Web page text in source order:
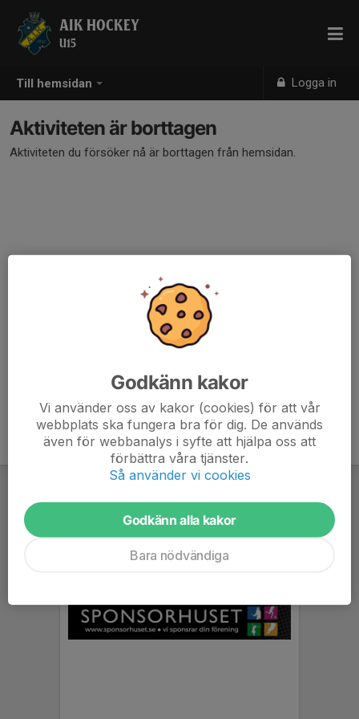
Till hemsidan Logga in
AIK HOCKEY
U15
Aktiviteten är borttagen
Aktiviteten du försöker nå är borttagen från hemsidan.
Godkänn kakor
Vi använder oss av kakor (cookies) för att vår
webbplats ska fungera bra för dig. De används
även för webbanalys i syfte att hjälpa oss att
förbättra våra tjänster.
Så använder vi cookies
Godkänn alla kakor
Bara nödvändiga